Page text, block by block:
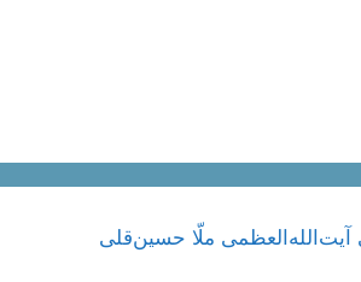
ملّا حسین‌قلی